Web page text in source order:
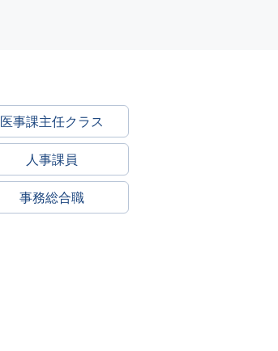
医事課主任クラス
人事課員
事務総合職